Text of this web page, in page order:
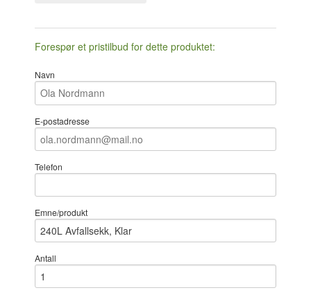
Forespør et pristilbud for dette produktet:
Navn
E-postadresse
Telefon
Emne/produkt
Antall